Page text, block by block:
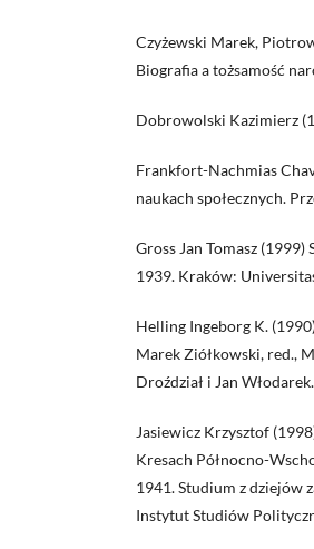
Czyżewski Marek,
Biografia a tożsamość
Dobrowolski Kazimierz
Frankfort-Nachmias
naukach społecznych.
Gross Jan Tomasz
1939. Kraków:
Helling Ingeborg K.
Marek Ziółkowski, red.,
Droździał i Jan
Jasiewicz Krzysztof
Kresach Północno-
1941. Studium z dziejów
Instytut Studiów